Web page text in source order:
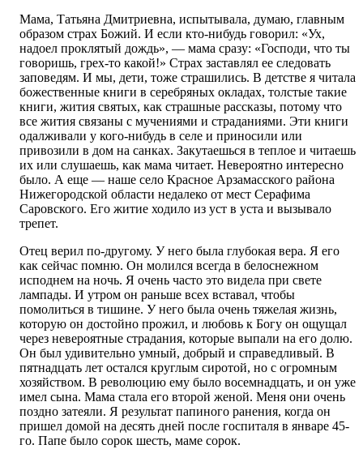
Мама, Татьяна Дмитриевна, испытывала, думаю, главным
образом страх Божий. И если кто-нибудь говорил: «Ух,
надоел проклятый дождь», — мама сразу: «Господи, что ты
говоришь, грех-то какой!» Страх заставлял ее следовать
заповедям. И мы, дети, тоже страшились. В детстве я читала
божественные книги в серебряных окладах, толстые такие
книги, жития святых, как страшные рассказы, потому что
все жития связаны с мучениями и страданиями. Эти книги
одалживали у кого-нибудь в селе и приносили или
привозили в дом на санках. Закутаешься в теплое и читаешь
их или слушаешь, как мама читает. Невероятно интересно
было. А еще — наше село Красное Арзамасского района
Нижегородской области недалеко от мест Серафима
Саровского. Его житие ходило из уст в уста и вызывало
трепет.
Отец верил по-другому. У него была глубокая вера. Я его
как сейчас помню. Он молился всегда в белоснежном
исподнем на ночь. Я очень часто это видела при свете
лампады. И утром он раньше всех вставал, чтобы
помолиться в тишине. У него была очень тяжелая жизнь,
которую он достойно прожил, и любовь к Богу он ощущал
через невероятные страдания, которые выпали на его долю.
Он был удивительно умный, добрый и справедливый. В
пятнадцать лет остался круглым сиротой, но с огромным
хозяйством. В революцию ему было восемнадцать, и он уже
имел сына. Мама стала его второй женой. Меня они очень
поздно затеяли. Я результат папиного ранения, когда он
пришел домой на десять дней после госпиталя в январе 45-
го. Папе было сорок шесть, маме сорок.